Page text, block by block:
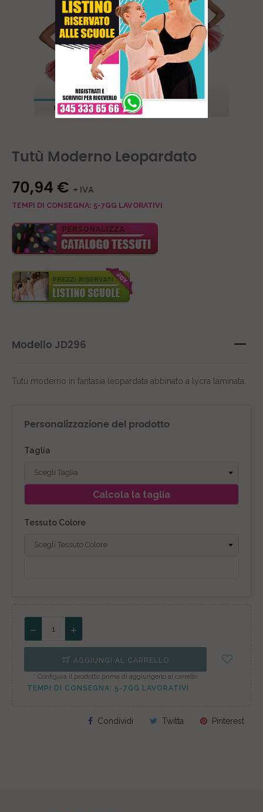
Tutù Moderno Leopardato
70,94 € + IVA
TEMPI DI CONSEGNA: 5-7GG LAVORATIVI
Modello JD296
Tutù moderno in fantasia leopardata abbinato a lycra laminata.
Personalizzazione del prodotto
Taglia
Calcola la taglia
Tessuto Colore
AGGIUNGI AL CARRELLO
* Configura il prodotto prima di aggiungerlo al carrello
TEMPI DI CONSEGNA: 5-7GG LAVORATIVI
Condividi Twitta Pinterest